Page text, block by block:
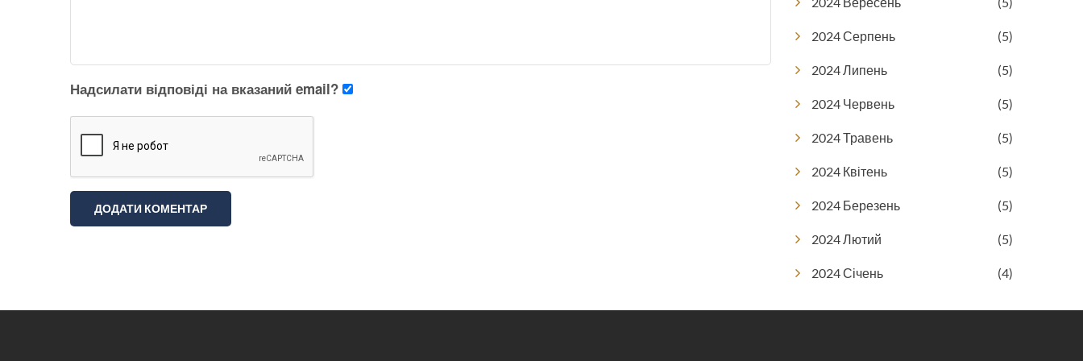
Надсилати відповіді на вказаний email?
2024 Серпень (5)
2024 Липень (5)
2024 Червень (5)
2024 Травень (5)
2024 Квітень (5)
2024 Березень (5)
2024 Лютий (5)
2024 Січень (4)